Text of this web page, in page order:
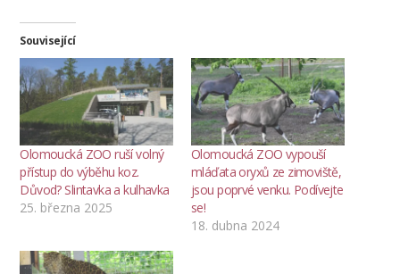
Související
Olomoucká ZOO ruší volný
přístup do výběhu koz.
Důvod? Slintavka a kulhavka
25. března 2025
Olomoucká ZOO vypouší
mláďata oryxů ze zimoviště,
jsou poprvé venku. Podívejte
se!
18. dubna 2024